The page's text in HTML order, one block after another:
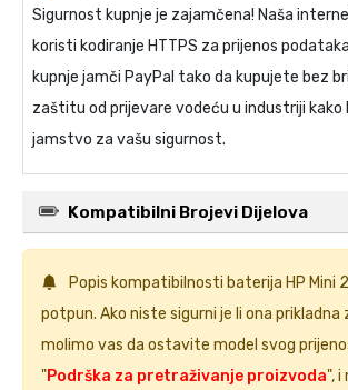
Sigurnost kupnje je zajamčena! Naša
koristi kodiranje HTTPS za prijenos
kupnje jamči PayPal tako da kupujete bez
zaštitu od prijevare vodeću u industriji kako
jamstvo za vašu sigurnost.
Kompatibilni Brojevi Dijelova
Popis kompatibilnosti baterija HP Mini
potpun. Ako niste sigurni je li ona prikladna
molimo vas da ostavite model svog
"Podrška za pretraživanje proizvoda", i